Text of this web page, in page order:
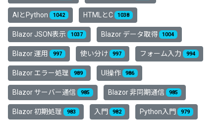
AIとPython 1042 HTMLとC 1038
Blazor JSON表示 1037 Blazor データ取得 1004
Blazor 運用 997 使い分け 997 フォーム入力 994
Blazor エラー処理 989 UI操作 986
Blazor サーバー通信 985 Blazor 非同期通信 985
Blazor 初期処理 983 入門 982 Python入門 979